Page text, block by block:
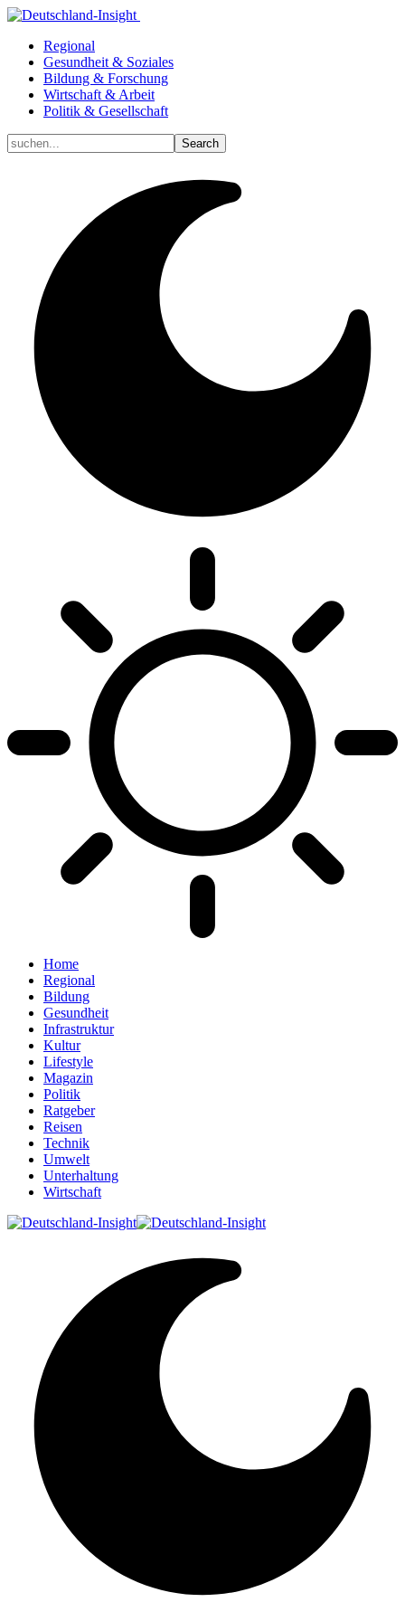
Regional
Gesundheit & Soziales
Bildung & Forschung
Wirtschaft & Arbeit
Politik & Gesellschaft
Home
Regional
Bildung
Gesundheit
Infrastruktur
Kultur
Lifestyle
Magazin
Politik
Ratgeber
Reisen
Technik
Umwelt
Unterhaltung
Wirtschaft